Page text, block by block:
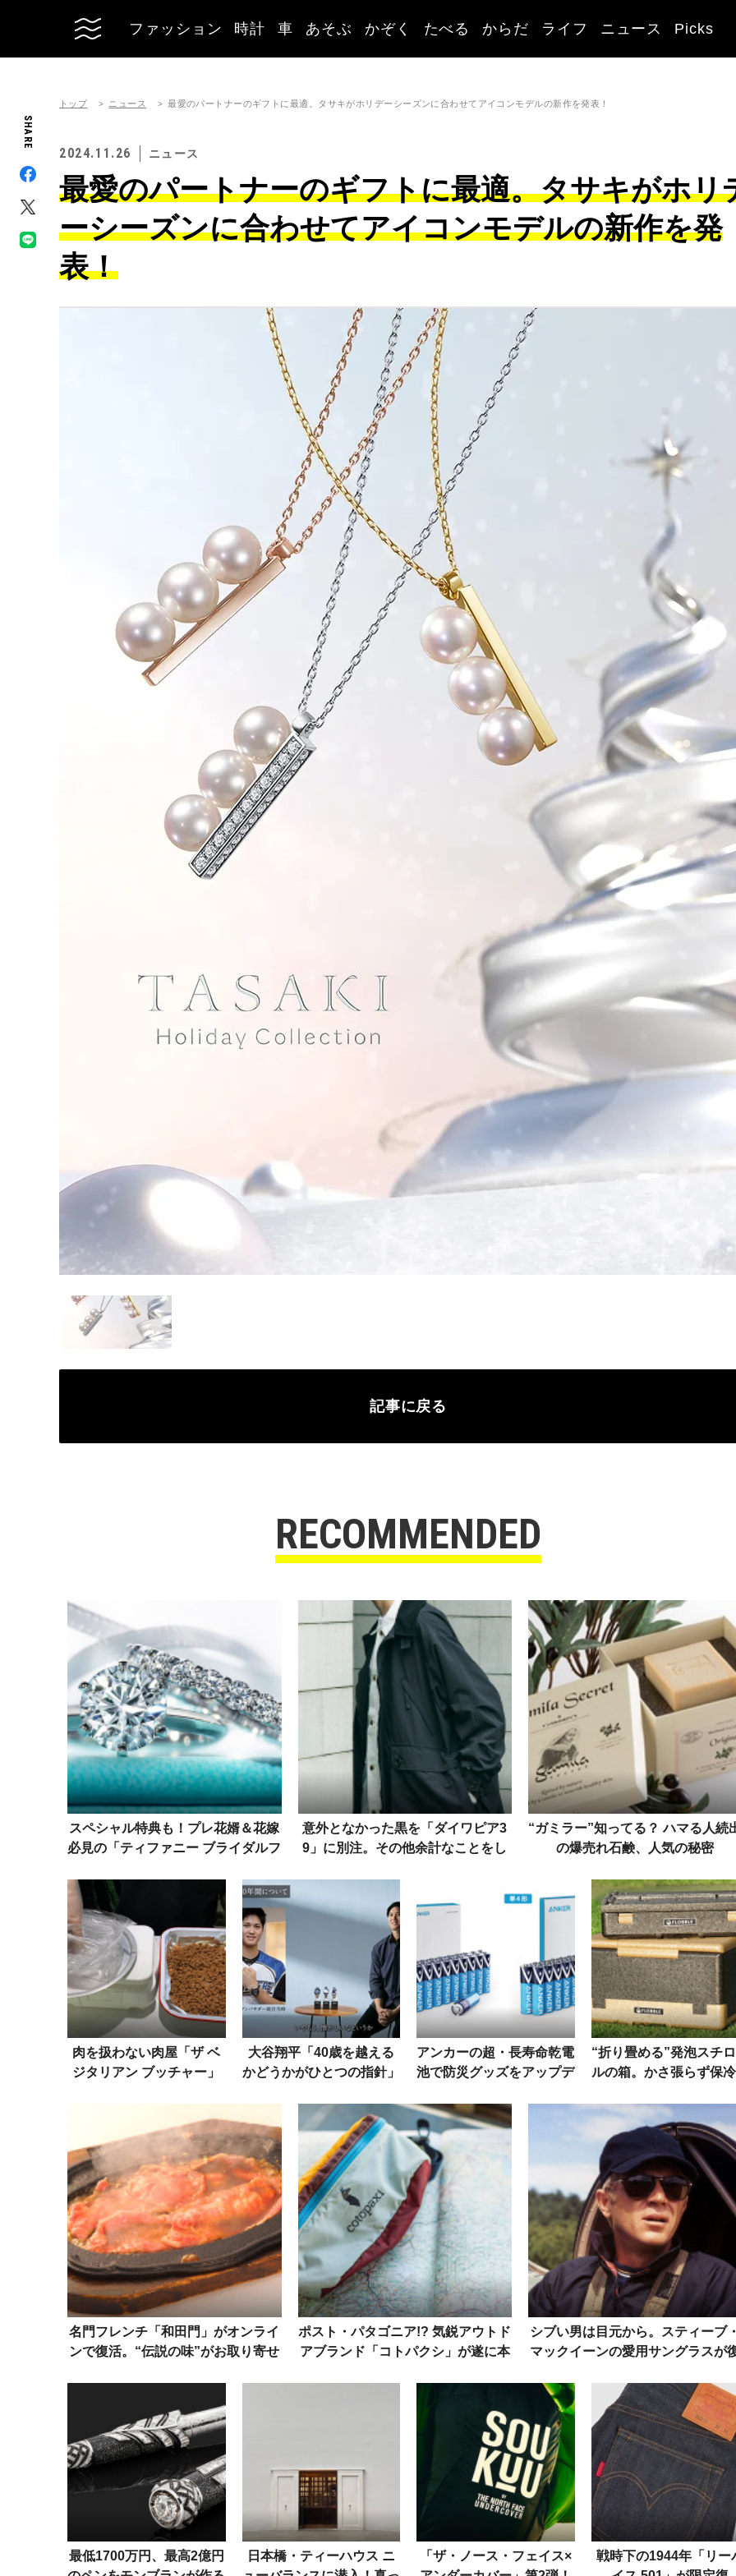
ファッション 時計 車 あそぶ かぞく たべる からだ ライフ ニュース Picks
SHARE
トップ ニュース 最愛のパートナーのギフトに最適。タサキがホリデーシーズンに合わせてアイコンモデルの新作を発表！
2024.11.26 ニュース
最愛のパートナーのギフトに最適。タサキがホリ
ーシーズンに合わせてアイコンモデルの新作を発
表！
記事に戻る
RECOMMENDED
スペシャル特典も！プレ花婿＆花嫁
必見の「ティファニー ブライダルフ
意外となかった黒を「ダイワピア3
9」に別注。その他余計なことをし
“ガミラー”知ってる？ ハマる人続
の爆売れ石鹸、人気の秘密
肉を扱わない肉屋「ザ ベ
ジタリアン ブッチャー」
た！
大谷翔平「40歳を越える
かどうかがひとつの指針」
催！特別インタビュー映像
も
アンカーの超・長寿命乾電
池で防災グッズをアップデ
“折り畳める”発泡スチ
ルの箱。かさ張らず保
オススメ！
名門フレンチ「和田門」がオンライ
ンで復活。“伝説の味”がお取り寄せ
ポスト・パタゴニア!? 気鋭アウトド
アブランド「コトパクシ」が遂に本
シブい男は目元から。スティーブ
マックイーンの愛用サングラスが
最低1700万円、最高2億円
日本橋・ティーハウス ニ
「ザ・ノース・フェイス×
戦時下の1944年「リー